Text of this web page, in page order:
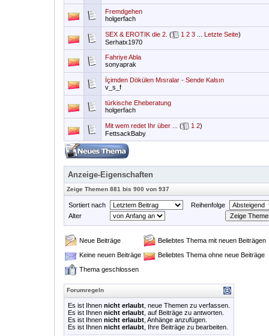
Fremdgehen
holgerfach
SEX & EROTIK die 2. ( 1 2 3 Letzte Seite)
Serhatx1970
Fahriye Abla
sonyaprak
İçimden Dökülen Mısralar - Sende Kalsın
v_s_f
türkische Eheberatung
holgerfach
Mit wem redet Ihr über ... ( 1 2)
FettsackBaby
Anzeige-Eigenschaften
Zeige Themen 881 bis 900 von 937
Sortiert nach
Reihenfolge
Alter
Neue Beiträge
Beliebtes Thema mit neuen Beiträgen
Keine neuen Beiträge
Beliebtes Thema ohne neue Beiträge
Thema geschlossen
Forumregeln
Es ist Ihnen nicht erlaubt , neue Themen zu verfassen.
Es ist Ihnen nicht erlaubt , auf Beiträge zu antworten.
Es ist Ihnen nicht erlaubt , Anhänge anzufügen.
Es ist Ihnen nicht erlaubt , Ihre Beiträge zu bearbeiten.